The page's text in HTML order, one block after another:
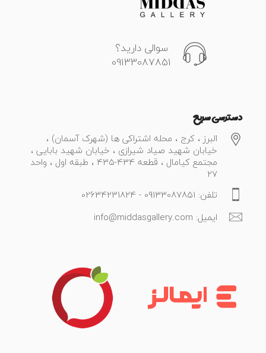
سوالی دارید؟
09133087851
دسترسی سریع
البرز ، کرج ، محله اشتراکی ها (شهرک آسمان) ،
خیابان شهید صیاد شیرازی ، خیابان شهید بابایی ،
مجتمع کیامال ، قطعه 434-435 ، طبقه اول ، واحد
27
تلفن: 09133087851 - 02634231824
ایمیل: info@middasgallery.com